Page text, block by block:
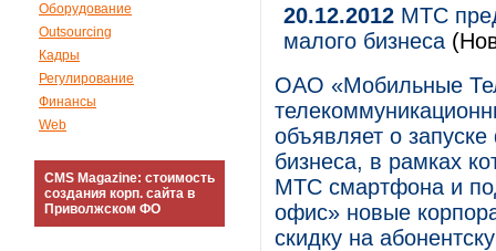
Оборудование
Outsourcing
Кадры
Регулирование
Финансы
Web
CMS Magazine: стоимость
создания корп. сайта в
Приволжском ФО
20.12.2012 МТС
малого бизнеса
ОАО «Мобильные
объявляет о
бизнеса, в рамках
МТС смартфона и
офис» новые
скидку на